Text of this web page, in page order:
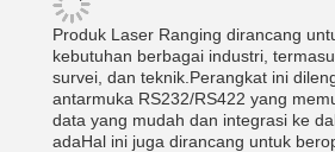
Produk Laser Ranging dirancang
kebutuhan berbagai industri,
survei, dan teknik.Perangkat ini
antarmuka RS232/RS422 yang
data yang mudah dan integrasi ke
adaHal ini juga dirancang untuk